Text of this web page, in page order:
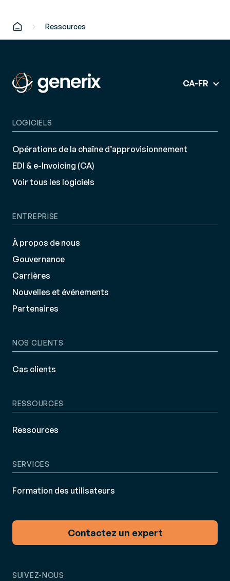
Ressources
CA-FR
LOGICIELS
Opérations de la chaîne d’approvisionnement
EDI & e-Invoicing (CA)
Voir tous les logiciels
ENTREPRISE
À propos de nous
Gouvernance
Carrières
Nouvelles et événements
Partenaires
NOS CLIENTS
Cas clients
RESSOURCES
Ressources
SERVICES
Formation des utilisateurs
Contactez un expert
SUIVEZ-NOUS